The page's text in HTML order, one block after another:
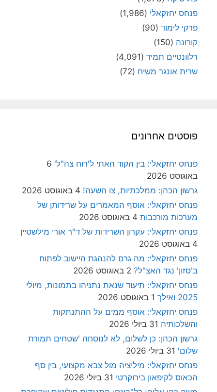
פנחס יחזקאלי (1,986)
פרקי לימוד (90)
קורונה (150)
רלוונטיים תמיד (4,091)
שרית אונגר משיח (72)
פוסטים אחרונים
פנחס יחזקאלי: בין הקוד האתי ל'רוח צה"ל' 6
באוגוסט 2026
גרשון הכהן: ממלכתיות, צו השעה! 4 באוגוסט 2026
פנחס יחזקאלי: אוסף המאמרים על שרידותן של
מערכות מורכבות 4 באוגוסט 2026
פנחס יחזקאלי: עקרון השרידות של ד"ר אורי מילשטיין
4 באוגוסט 2026
פנחס יחזקאלי: מה גרם להנהגת היישוב לפתוח
ב'סזון' נגד האצ"ל? 2 באוגוסט 2026
פנחס יחזקאלי: תיעוד שנאת נתניהו בתמונות, מיולי
2025 ואילך
1 באוגוסט 2026
פנחס יחזקאלי: אוסף ממים על ההתנתקות
והשלכותיה 31 ביולי 2026
גרשון הכהן: כן לשלום, לא לנוסחה 'שטחים תמורת
שלום' 31 ביולי 2026
פנחס יחזקאלי: מיליציה מול צבא מקצועי, בין סף
הכאוס לקיפאון בירוקרטי 31 ביולי 2026